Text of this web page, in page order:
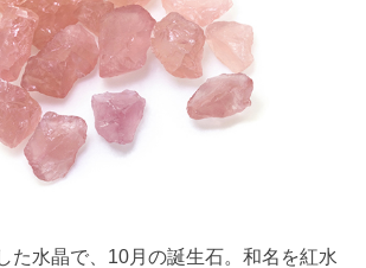
た水晶で、10月の誕生石。和名を紅水